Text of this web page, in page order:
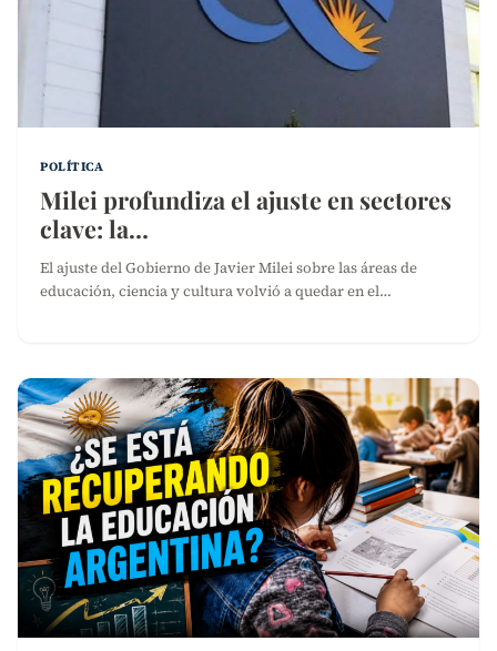
POLÍTICA
Milei profundiza el ajuste en sectores
clave: la…
El ajuste del Gobierno de Javier Milei sobre las áreas de
educación, ciencia y cultura volvió a quedar en el…